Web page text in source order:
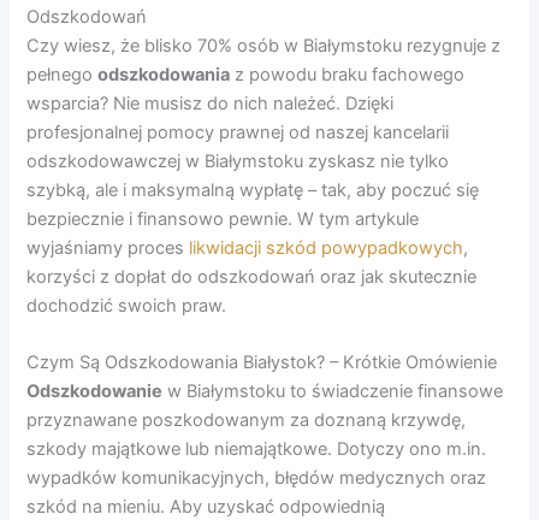
Odszkodowań
Czy wiesz, że blisko 70% osób w Białymstoku rezygnuje z
pełnegoodszkodowania z powodu braku fachowego
wsparcia? Nie musisz do nich należeć. Dzięki
profesjonalnej pomocy prawnej od naszej kancelarii
odszkodowawczej w Białymstoku zyskasz nie tylko
szybką, ale i maksymalną wypłatę – tak, aby poczuć się
bezpiecznie i finansowo pewnie. W tym artykule
wyjaśniamy proces likwidacji szkód powypadkowych,
korzyści z dopłat do odszkodowań oraz jak skutecznie
dochodzić swoich praw.
Czym Są Odszkodowania Białystok? – Krótkie Omówienie
Odszkodowanie w Białymstoku to świadczenie finansowe
przyznawane poszkodowanym za doznaną krzywdę,
szkody majątkowe lub niemajątkowe. Dotyczy ono m.in.
wypadków komunikacyjnych, błędów medycznych oraz
szkód na mieniu. Aby uzyskać odpowiednią